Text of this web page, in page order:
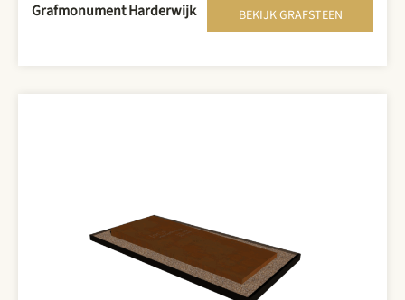
Grafmonument Harderwijk BEKIJK GRAFSTEEN